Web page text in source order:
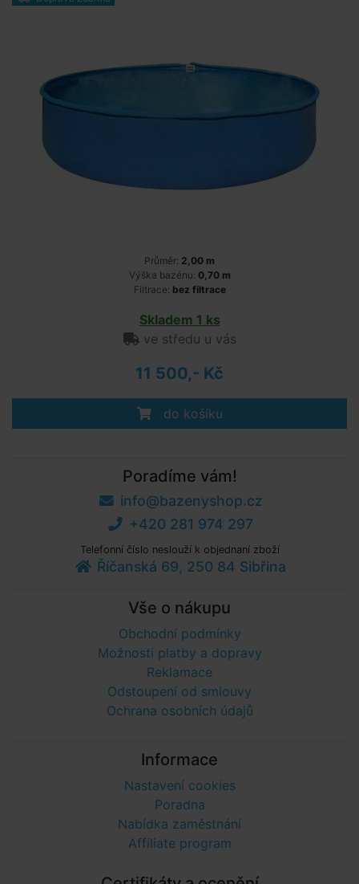
Průměr: 2,00 m
Výška bazénu: 0,70 m
Filtrace: bez filtrace
Skladem 1 ks
ve středu u vás
11 500,- Kč
do košíku
Poradíme vám!
info@bazenyshop.cz
+420 281 974 297
Telefonní číslo neslouží k objednaní zboží
Říčanská 69, 250 84 Sibřina
Vše o nákupu
Obchodní podmínky
Možnosti platby a dopravy
Reklamace
Odstoupení od smlouvy
Ochrana osobních údajů
Informace
Nastavení cookies
Poradna
Nabídka zaměstnání
Affiliate program